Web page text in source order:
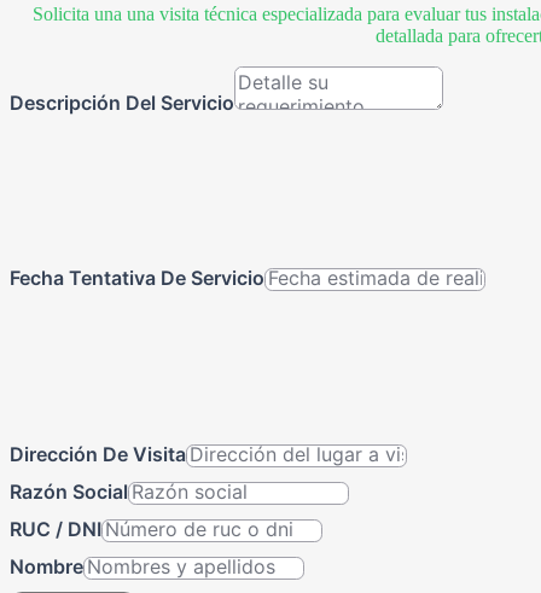
Solicita una una visita técnica especializada para evaluar tus
detallada para
Descripción Del Servicio
Fecha Tentativa De Servicio
Dirección De Visita
Razón Social
RUC / DNI
Nombre